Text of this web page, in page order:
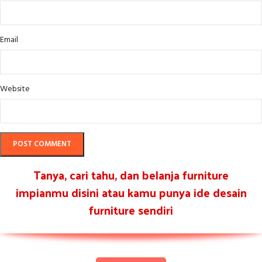
Email
Website
Tanya, cari tahu, dan belanja furniture
impianmu disini atau kamu punya ide desain
furniture sendiri